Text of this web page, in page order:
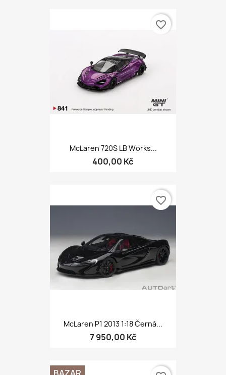
McLaren 720S LB Works...
400,00 Kč
favorite_border
McLaren P1 2013 1:18 Černá...
7 950,00 Kč
favorite_border